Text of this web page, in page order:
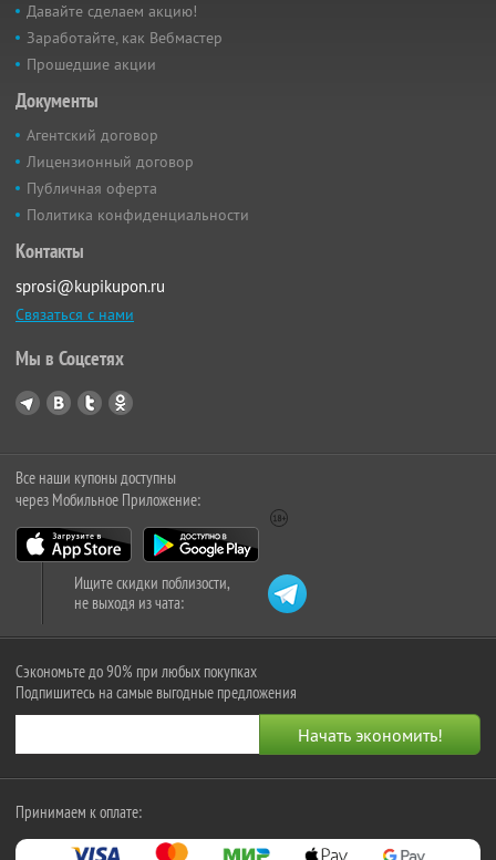
Давайте сделаем акцию!
Заработайте, как Вебмастер
Прошедшие акции
Документы
Агентский договор
Лицензионный договор
Публичная оферта
Политика конфиденциальности
Контакты
sprosi@kupikupon.ru
Связаться с нами
Мы в Соцсетях
Все наши купоны доступны
через Мобильное Приложение:
Ищите скидки поблизости,
не выходя из чата:
Сэкономьте до 90% при любых покупках
Подпишитесь на самые выгодные предложения
Принимаем к оплате: